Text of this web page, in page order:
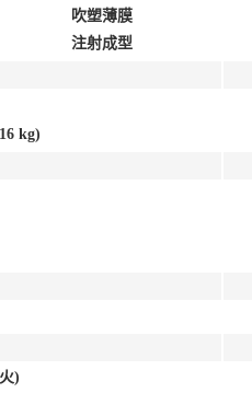
吹塑薄膜
注射成型
kg)
)